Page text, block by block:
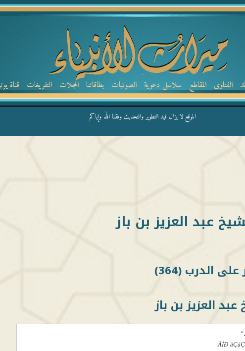
الفتاوى المقاطع سلاسل دعوية الصوتيات بطاقاتنا المجلات التفريغات قناة
الموقع لا يزال قيد التطوير والتحديث وفقنا الله وإياكم
عبد العزيز بن باز